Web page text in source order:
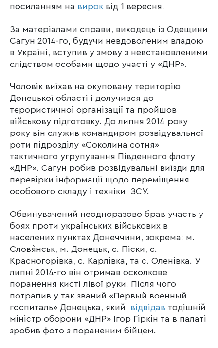
посиланням на вирок від 1 вересня.
За матеріалами справи, виходець із Одещини
Сагун 2014-го, будучи невдоволеним владою
в Україні, вступив у змову з невстановленими
слідством особами щодо участі у «ДНР».
Чоловік виїхав на окуповану територію
Донецької області і долучився до
терористичної організації та пройшов
військову підготовку. До липня 2014 року
року він служив командиром розвідувальної
роти підрозділу «Соколина сотня»
тактичного угрупування Південного флоту
«ДНР». Сагун робив розвідувальні виїзди для
перевірки інформації щодо переміщення
особового складу і техніки ЗСУ.
Обвинувачений неодноразово брав участь у
боях проти українських військових в
населених пунктах Донеччини, зокрема: м.
Слов`янськ, м. Донецьк, с. Піски, с.
Красногорівка, с. Карлівка, та с. Оленівка. У
липні 2014-го він отримав осколкове
поранення кисті лівої руки. Після чого
потрапив у так званий «Первый военный
госпиталь» Донецька, який
відвідав тодішній
міністр оборони «ДНР» Ігор Гіркін та в палаті
зробив фото з пораненим бійцем.